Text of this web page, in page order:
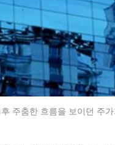
주춤한 흐름을 보이던 주